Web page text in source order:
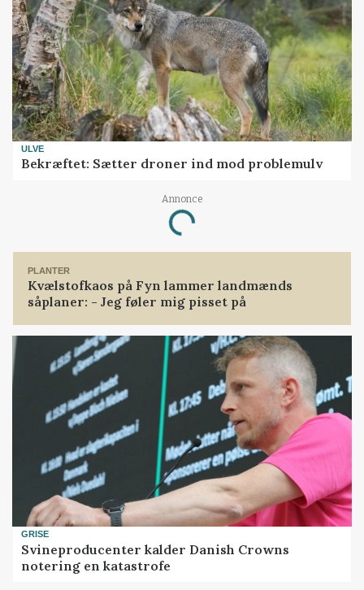
ULVE
Bekræftet: Sætter droner ind mod problemulv
Annonce
Loading...
PLANTER
Kvælstofkaos på Fyn lammer landmænds
såplaner: - Jeg føler mig pisset på
GRISE
Svineproducenter kalder Danish Crowns
notering en katastrofe